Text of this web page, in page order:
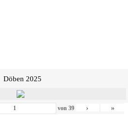
Döben 2025
von 39 › »